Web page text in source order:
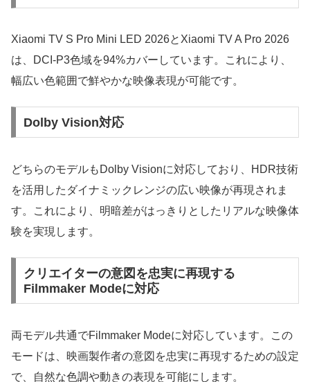
Xiaomi TV S Pro Mini LED 2026とXiaomi TV A Pro 2026
は、DCI-P3色域を94%カバーしています。これにより、
幅広い色範囲で鮮やかな映像表現が可能です。
Dolby Vision対応
どちらのモデルもDolby Visionに対応しており、HDR技術
を活用したダイナミックレンジの広い映像が再現されま
す。これにより、明暗差がはっきりとしたリアルな映像体
験を実現します。
クリエイターの意図を忠実に再現する
Filmmaker Modeに対応
両モデル共通でFilmmaker Modeに対応しています。この
モードは、映画製作者の意図を忠実に再現するための設定
で、自然な色調や動きの表現を可能にします。